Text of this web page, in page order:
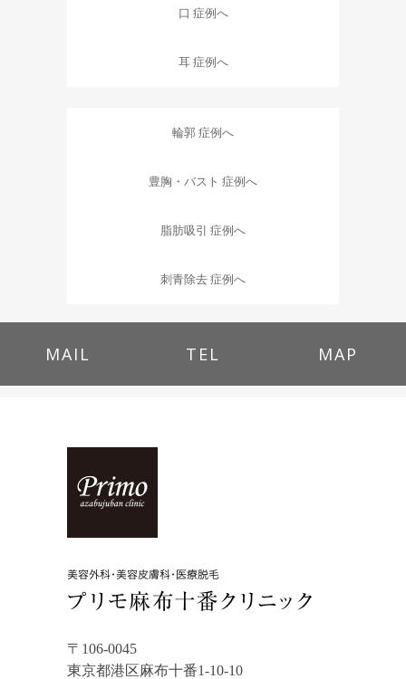
口 症例へ
耳 症例へ
輪郭 症例へ
豊胸・バスト 症例へ
脂肪吸引 症例へ
刺青除去 症例へ
MAIL TEL MAP
〒106-0045
東京都港区麻布十番1-10-10